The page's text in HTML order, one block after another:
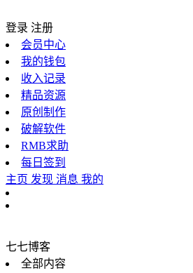
登录 注册
会员中心
我的钱包
收入记录
精品资源
原创制作
破解软件
RMB求助
每日签到
主页 发现 消息 我的
七七博客
全部内容